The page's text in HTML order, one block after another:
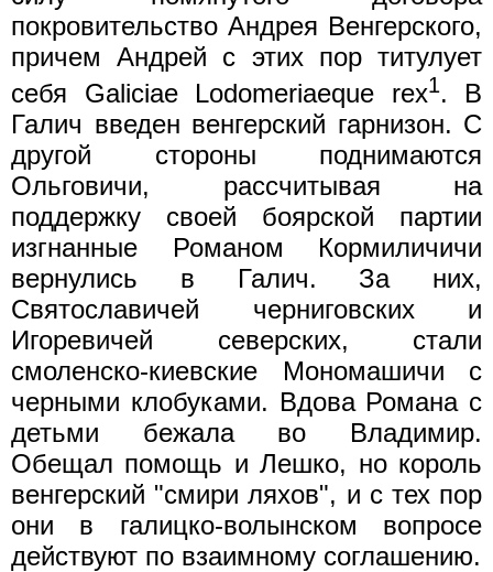
покровительство Андрея Венгерского,
причем Андрей с этих пор титулует
себя Galiciae Lodomeriaeque rex1. В
Галич введен венгерский гарнизон. С
другой стороны поднимаются
Ольговичи, рассчитывая на
поддержку своей боярской партии
изгнанные Романом Кормиличичи
вернулись в Галич. За них,
Святославичей черниговских и
Игоревичей северских, стали
смоленско-киевские Мономашичи с
черными клобуками. Вдова Романа с
детьми бежала во Владимир.
Обещал помощь и Лешко, но король
венгерский "смири ляхов", и с тех пор
они в галицко-волынском вопросе
действуют по взаимному соглашению.